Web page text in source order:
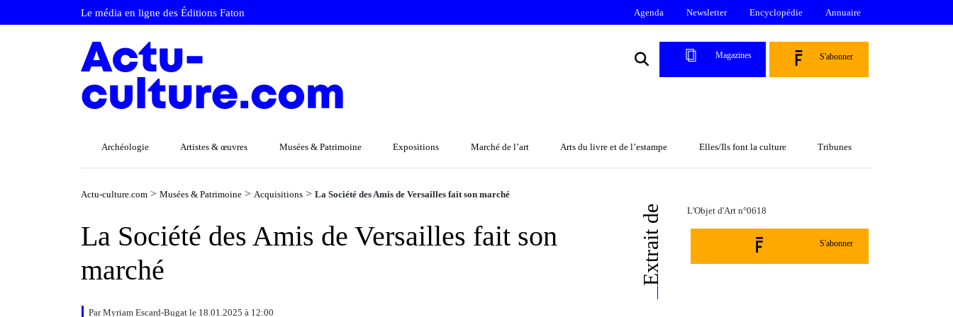
Le média en ligne des Éditions Faton Agenda Newsletter Encyclopédie Annuaire
Magazines S'abonner
Archéologie Artistes & œuvres Musées & Patrimoine Expositions Marché de l’art Arts du livre et de l’estampe Elles/Ils font la culture Tribunes
Actu-culture.com > Musées & Patrimoine > Acquisitions > La Société des Amis de Versailles fait son marché
La Société des Amis de Versailles fait son
marché
Par Myriam Escard-Bugat le 18.01.2025 à 12:00
Extrait de L'Objet d'Art n°0618
S'abonner